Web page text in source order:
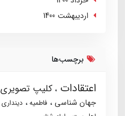
ارديبهشت 1400
برچسب‌ها
اعتقادات کلیپ تصویری
جهان شناسی
فاطمیه دینداری